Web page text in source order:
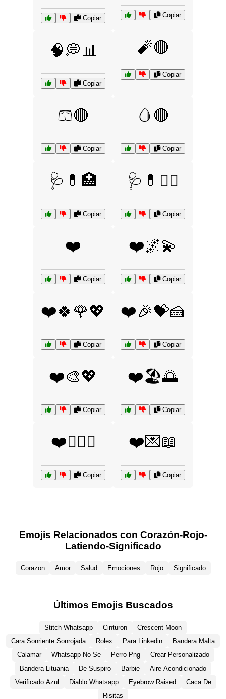
Copiar Copiar
🧠💭📊
Copiar
🧨🔴
Copiar
🩳🔴
Copiar
🩸🔴
Copiar
🩺💊🏥
Copiar
🩺💊🧑‍⚕️
Copiar
❤️
Copiar
❤️🌌💫
Copiar
❤️🍀🌹💖
Copiar
❤️🎉💝🍰
Copiar
❤️🎨💖
Copiar
❤️🏖️🌅
Copiar
❤️👩‍❤️‍👨
Copiar
❤️💌📖
Copiar
Emojis Relacionados con Corazón-Rojo-
Latiendo-Significado
Corazon Amor Salud Emociones Rojo Significado
Últimos Emojis Buscados
Stitch Whatsapp Cinturon
Crescent Moon
Cara Sonriente Sonrojada
Rolex Para Linkedin
Bandera Malta
Calamar
Whatsapp No Se Perro Png
Crear Personalizado
Bandera Lituania
De Suspiro Barbie
Aire Acondicionado
Verificado Azul
Diablo Whatsapp Eyebrow Raised
Caca De
Risitas